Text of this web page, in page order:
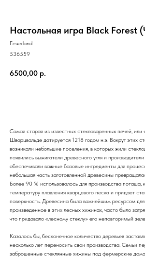
Настольная игра Black Forest
Feuerland
536559
6500,00 р.
Самая старая из известных стекловаренных печей, или
Шварцвальде датируется 1218 годом н.э. Вокруг этих
возникали небольшие поселения, в которых жили
появились выжигатели древесного угля и
обеспечивали важные базовые ингредиенты для
небольшая часть заготовленной древесины
Более 90 % использовалось для производства поташа,
температуру плавления кварцевого песка и придает
поверхность. Древесина была важнейшим ресурсом для
произведенное в этих лесных хижинах, часто было
что придавало «лесному стеклу» его неповторимый
Казалось бы, бесконечное количество деревьев
несколько лет переносить свои производства. Семьи
заброшенные стеклянные хижины под фермерские